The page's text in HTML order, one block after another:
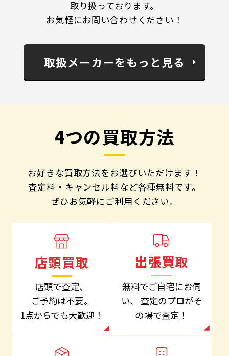
取り扱っております。
お気軽にお問い合わせください！
取扱メーカーをもっと見る
4つの買取方法
お好きな買取方法をお選びいただけます！
査定料・キャンセル料など各種無料です。
ぜひお気軽にご利用ください。
店頭買取
店頭で査定、
ご予約は不要。
1点からでも大歓迎！
出張買取
無料でご自宅にお伺
い、 査定のプロがそ
の場で査定！